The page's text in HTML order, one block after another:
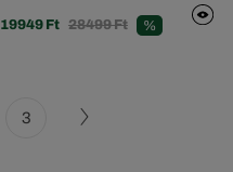
19949 Ft 28499 Ft %
3